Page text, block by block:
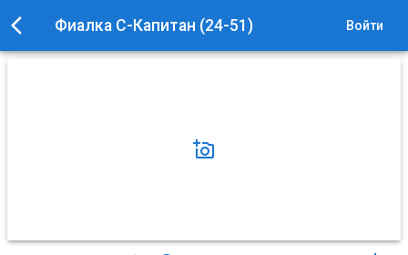
Фиалка С-Капитан (24-51) Войти